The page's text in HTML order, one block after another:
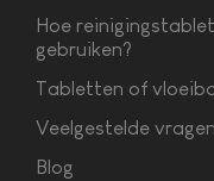
Hoe
gebruiken?
Tabletten of
Veelgestelde vragen
Blog